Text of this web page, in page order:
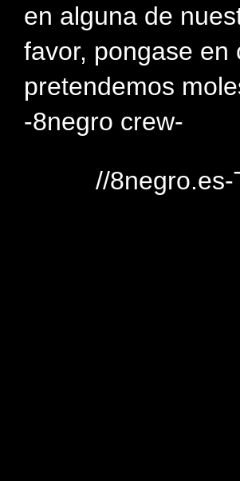
en alguna de
favor, pongase en
pretendemos
-8negro crew-
//